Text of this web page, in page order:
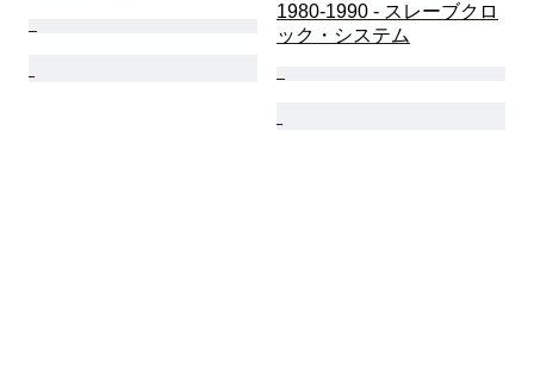
1980-1990 - スレーブクロ
ック・システム